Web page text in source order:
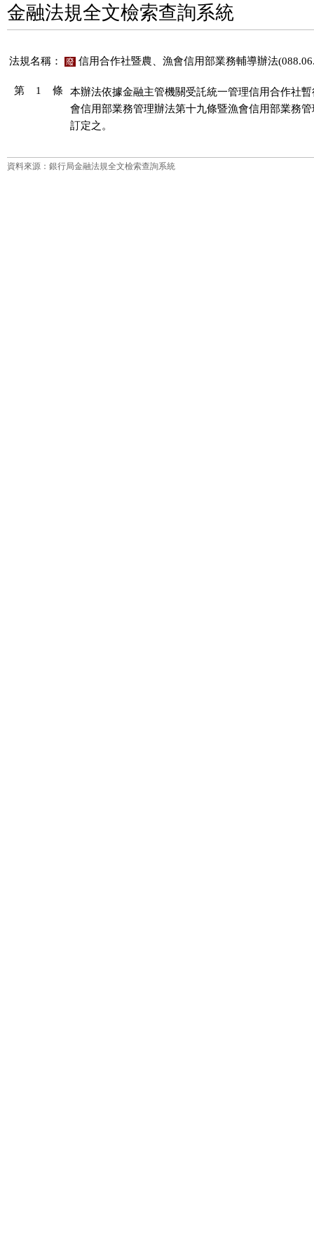
金融法規全文檢索查詢系統
法規名稱： 廢 信用合作社暨農、漁會信用部業務輔導辦法
第 1 條
本辦法依據金融主管機關受託統一管理信用合作社
會信用部業務管理辦法第十九條暨漁會信用部業務
訂定之。
資料來源：銀行局金融法規全文檢索查詢系統